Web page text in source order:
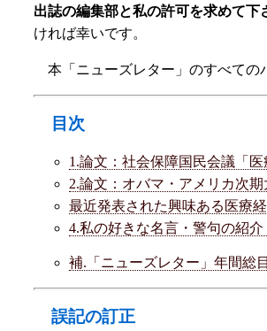
出誌の編集部と私の許可を求めて下
ければ幸いです。
本「ニューズレター」のすべて
目次
1.論文：社会保障国民会議「
2.論文：オバマ・アメリカ次
最近発表された興味ある医療
4.私の好きな名言・警句の紹
補.「ニューズレター」年間総
誤記の訂正